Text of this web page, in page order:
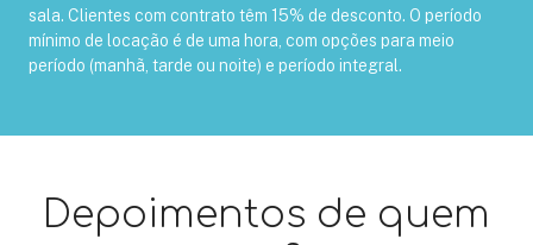
sala. Clientes com contrato têm 15% de desconto. O período
mínimo de locação é de uma hora, com opções para meio
período (manhã, tarde ou noite) e período integral.
Depoimentos de quem